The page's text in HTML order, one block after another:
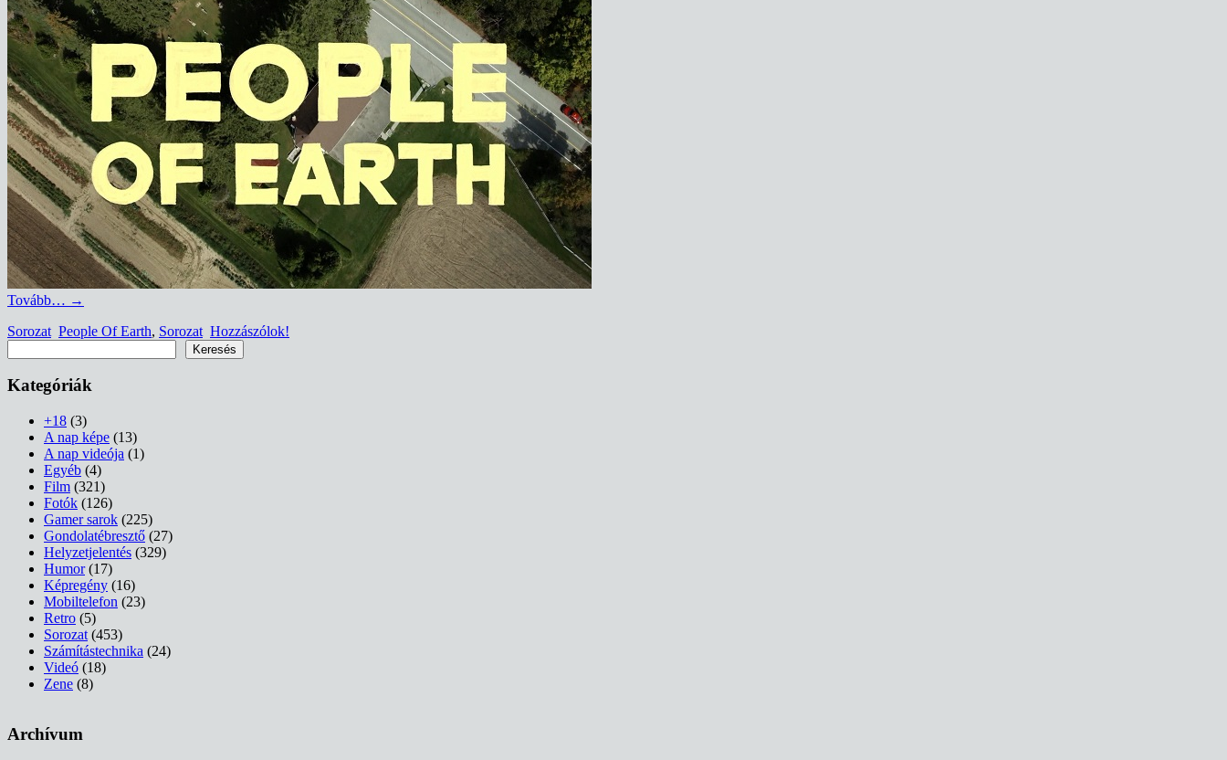
Tovább… →
Sorozat People Of Earth, Sorozat Hozzászólok!
Keresés
Kategóriák
+18 (3)
A nap képe (13)
A nap videója (1)
Egyéb (4)
Film (321)
Fotók (126)
Gamer sarok (225)
Gondolatébresztő (27)
Helyzetjelentés (329)
Humor(17)
Képregény (16)
Mobiltelefon (23)
Retro (5)
Sorozat (453)
Számítástechnika (24)
Videó (18)
Zene (8)
Archívum